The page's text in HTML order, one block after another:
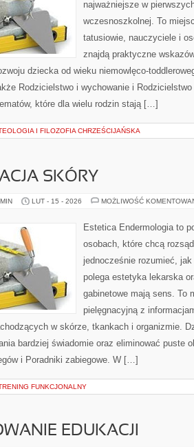
najważniejsze w
wczesnoszkolnej. To
tatusiowie, nauczyciele i
znajdą praktyczne
dziecka od wieku niemowlęco-
Rodzicielstwo i wychowanie i
które dla wielu rodzin stają […]
I FILOZOFIA CHRZEŚCIJAŃSKA
SKÓRY
LUT - 15 - 2026 MOŻLIWOŚĆ
Estetica Endermologia to
osobach, które chcą
jednocześnie rozumieć,
polega estetyka lekarska
gabinetowe mają sens. To
pielęgnacyjną z
w skórze, tkankach i organizmie.
bardziej świadomie oraz eliminować puste
i Poradniki zabiegowe. W […]
FUNKCJONALNY
EDUKACJI